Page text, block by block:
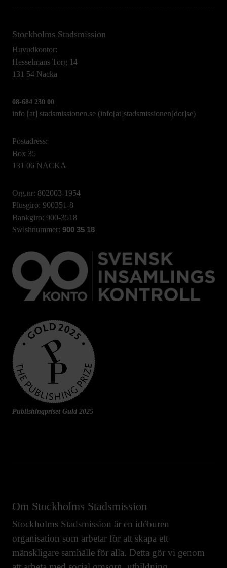
Stockholms Stadsmission
Huvudkontor:
Hesselmans Torg 14
131 54 Nacka
08-684 230 00
info [at] stadsmissionen.se (info[at]stadsmissionen[dot]se)
Postadress:
Box 35
131 06 NACKA
Org.nr: 802003-1954
Plusgiro: 900351-8
Bankgiro: 900-3518
Swishnummer: 900 35 18
Publishingpriset Guld 2025
Om Stockholms Stadsmission
Stockholms Stadsmission är en idéburen
organisation som arbetar för att skapa ett
mänskligare samhälle för alla. Detta gör vi genom